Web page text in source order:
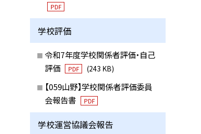
PDF
学校評価
令和7年度学校関係者評価・自己
評価
PDF (243 KB)
【059山野】学校関係者評価委員
会報告書
PDF
学校運営協議会報告